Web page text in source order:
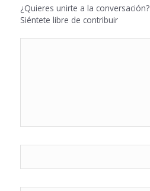
¿Quieres unirte a la conversación?
Siéntete libre de contribuir